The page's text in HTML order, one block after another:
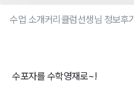
수업 소개커리큘럼선생님 정보후기
수포자를 수학영재로~!